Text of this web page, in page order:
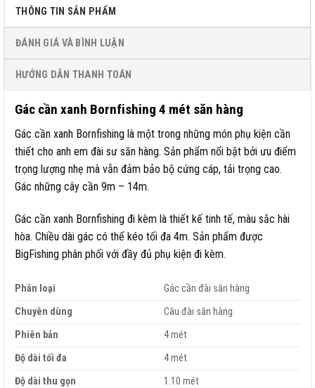
THÔNG TIN SẢN PHẨM
ĐÁNH GIÁ VÀ BÌNH LUẬN
HƯỚNG DẪN THANH TOÁN
Gác cần xanh Bornfishing 4 mét săn hàng
Gác cần xanh Bornfishing là một trong những món phụ kiện cần
thiết cho anh em đài sư săn hàng. Sản phẩm nổi bật bởi ưu điểm
trọng lượng nhẹ mà vẫn đảm bảo bộ cứng cáp, tải trọng cao.
Gác những cây cần 9m – 14m.
Gác cần xanh Bornfishing đi kèm là thiết kế tinh tế, màu sắc hài
hòa. Chiều dài gác có thể kéo tối đa 4m. Sản phẩm được
BigFishing phân phối với đầy đủ phụ kiện đi kèm.
Phân loại
Gác cần đài săn hàng
Chuyên dùng
Câu đài săn hàng
Phiên bản
4 mét
Độ dài tối đa
4 mét
Độ dài thu gọn
1.10 mét